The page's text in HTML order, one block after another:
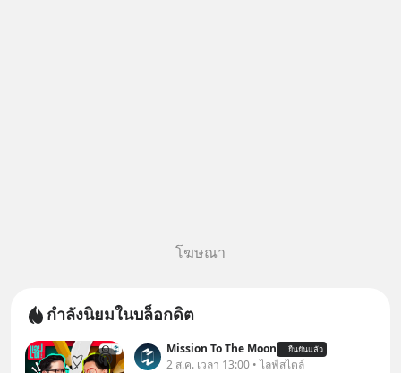
โฆษณา
กำลังนิยมในบล็อกดิต
Mission To The Moon ยืนยันแล้ว
2 ส.ค. เวลา 13:00 • ไลฟ์สไตล์